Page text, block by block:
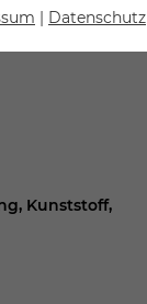
Kunststoff,
Funktionen
um Ihre
Datenschutz